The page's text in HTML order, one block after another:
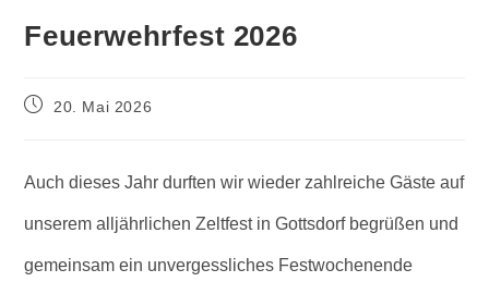
Feuerwehrfest 2026
Post20. Mai 2026
Auch dieses Jahr durften wir wieder zahlreiche Gäste auf
unserem alljährlichen Zeltfest in Gottsdorf begrüßen und
gemeinsam ein unvergessliches Festwochenende